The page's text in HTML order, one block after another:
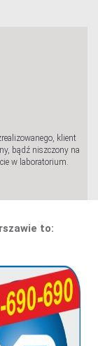
klient
bądź niszczony na
w laboratorium.
to: